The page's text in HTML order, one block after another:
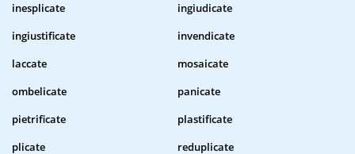
inesplicate
ingiudicate
ingiustificate
invendicate
laccate
mosaicate
ombelicate
panicate
pietrificate
plastificate
plicate
reduplicate